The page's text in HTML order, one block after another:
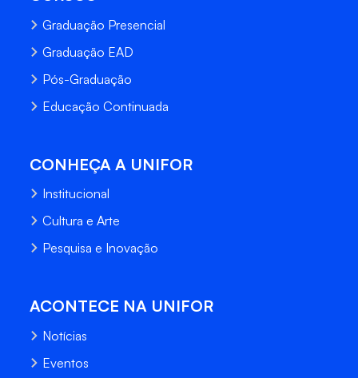
Graduação Presencial
Graduação EAD
Pós-Graduação
Educação Continuada
CONHEÇA A UNIFOR
Institucional
Cultura e Arte
Pesquisa e Inovação
ACONTECE NA UNIFOR
Notícias
Eventos